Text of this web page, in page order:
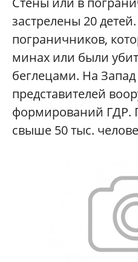
застрелены 20
пограничников,
минах или были
беглецами. На
представителей
формирований ГДР.
свыше 50 тыс.